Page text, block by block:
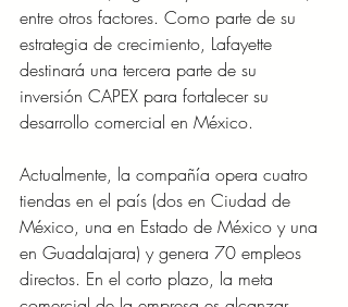
entre otros factores. Como parte de su
estrategia de crecimiento, Lafayette
destinará una tercera parte de su
inversión CAPEX para fortalecer su
desarrollo comercial en México.
Actualmente, la compañía opera cuatro
tiendas en el país (dos en Ciudad de
México, una en Estado de México y una
en Guadalajara) y genera 70 empleos
directos. En el corto plazo, la meta